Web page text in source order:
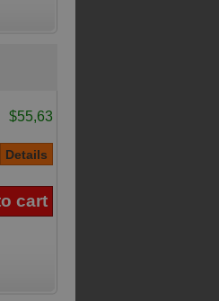
$55,63